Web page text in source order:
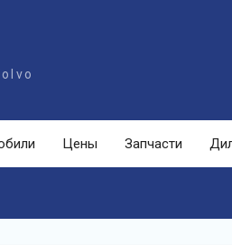
Цены Запчасти